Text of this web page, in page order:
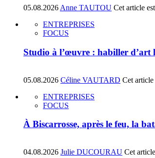
05.08.2026 Anne TAUTOU Cet article
ENTREPRISES
FOCUS
Studio à l’œuvre : habiller d’art
05.08.2026 Céline VAUTARD Cet article
ENTREPRISES
FOCUS
À Biscarrosse, après le feu, la
04.08.2026 Julie DUCOURAU Cet